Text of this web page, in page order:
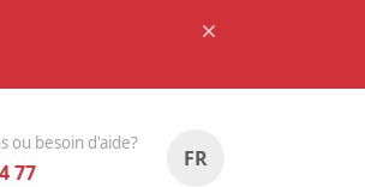
ou besoin d'aide?
77
FR